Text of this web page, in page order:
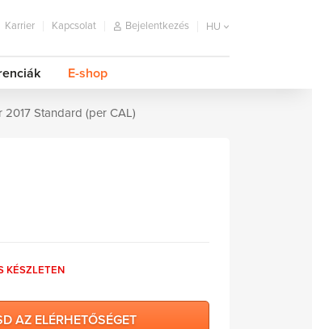
Karrier Kapcsolat Bejelentkezés HU
E-shop
2017 Standard (per CAL)
KÉSZLETEN
AZ ELÉRHETŐSÉGET